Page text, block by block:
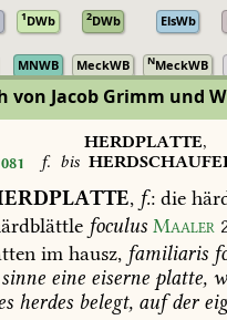
1DWb 2DWb ElsWb
MNWB MeckWB NMeckWB
von Jacob Grimm und
HERDPLATTE,
f.bis
, f.:die
foculus Maaler
im hausz, familiaris
sinne eine eiserne platte,
herdes belegt, aufder